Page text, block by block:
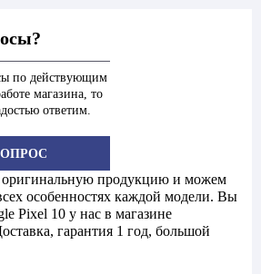
по действующим
магазина, то
ответим.
продукцию и можем
особенностях каждой модели. Вы
Pixel 10 у нас в магазине
гарантия 1 год, большой